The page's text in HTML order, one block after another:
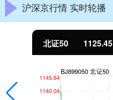
沪深京行情 实时轮播
北证50 1125.45